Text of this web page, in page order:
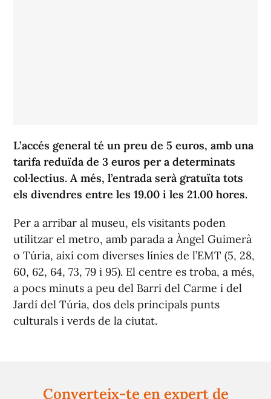
L’accés general té un preu de 5 euros, amb una
tarifa reduïda de 3 euros per a determinats
col·lectius. A més, l’entrada serà gratuïta tots
els divendres entre les 19.00 i les 21.00 hores.
Per a arribar al museu, els visitants poden
utilitzar el metro, amb parada a Àngel Guimerà
o Túria, així com diverses línies de l’EMT (5, 28,
60, 62, 64, 73, 79 i 95). El centre es troba, a més,
a pocs minuts a peu del Barri del Carme i del
Jardí del Túria, dos dels principals punts
culturals i verds de la ciutat.
Converteix-te en expert de